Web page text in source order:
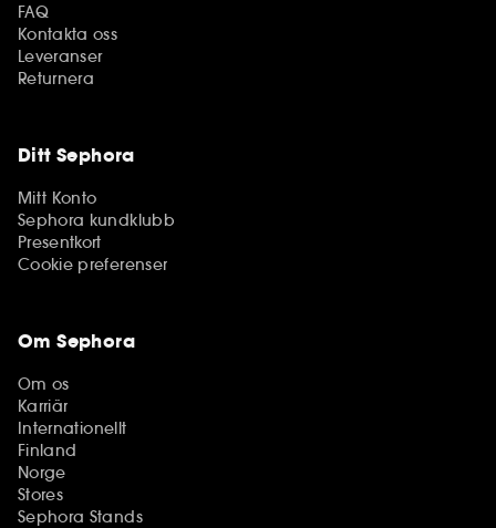
FAQ
Kontakta oss
Leveranser
Returnera
Ditt Sephora
Mitt Konto
Sephora kundklubb
Presentkort
Cookie preferenser
Om Sephora
Om os
Karriär
Internationellt
Finland
Norge
Stores
Sephora Stands